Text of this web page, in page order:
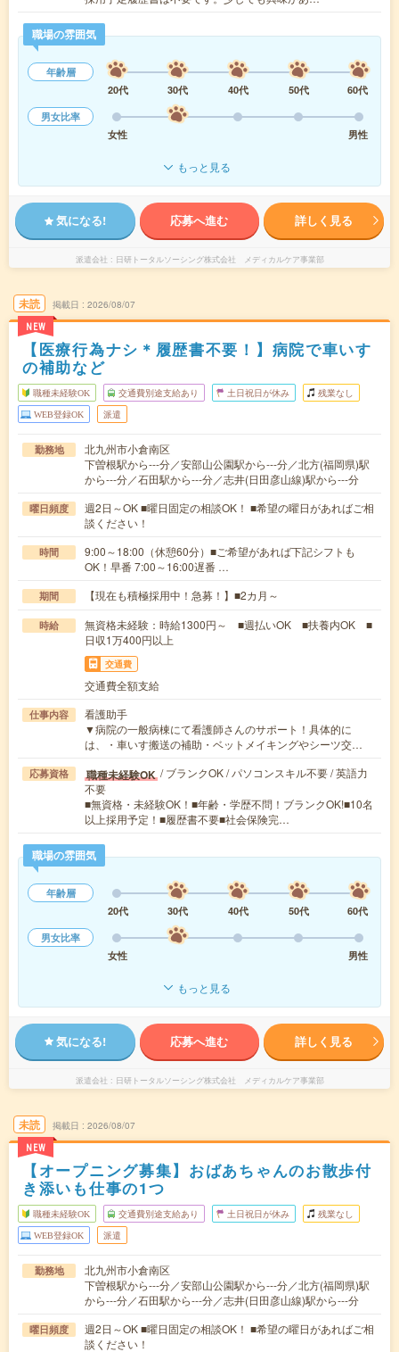
職場の雰囲気
年齢層
20代
30代 40代 50代
60代
男女比率
女性
男性
もっと見る
気になる! 応募へ進む 詳しく見る
派遣会社 日研トータルソーシング株式会社 メディカルケア事業部
未読
NEW
掲載日 2026/08/07
【医療行為ナシ＊履歴書不要！】病院で車いす
の補助など
職種未経験OK 交通費別途支給あり 土日祝日が休み 残業なし
WEB登録OK 派遣
勤務地
北九州市小倉南区
下曽根駅から---分／安部山公園駅から---分／北方(福岡県)駅
から---分／石田駅から---分／志井(日田彦山線)駅から---分
曜日頻度
週2日～OK ■曜日固定の相談OK！ ■希望の曜日があればご相
談ください！
時間
9:00～18:00（休憩60分）■ご希望があれば下記シフトも
OK！早番 7:00～16:00遅番 …
期間 【現在も積極採用中！急募！】■2カ月～
時給
無資格未経験：時給1300円～ ■週払いOK ■扶養内OK ■
日収1万400円以上
交通費
交通費全額支給
仕事内容
看護助手
▼病院の一般病棟にて看護師さんのサポート！具体的に
は、・車いす搬送の補助・ベットメイキングやシーツ交…
応募資格 職種未経験OK / ブランクOK / パソコンスキル不要 / 英語力
不要
■無資格・未経験OK！■年齢・学歴不問！ブランクOK!■10名
以上採用予定！■履歴書不要■社会保険完…
職場の雰囲気
年齢層
20代
30代 40代 50代
60代
男女比率
女性
男性
もっと見る
気になる! 応募へ進む 詳しく見る
派遣会社 日研トータルソーシング株式会社 メディカルケア事業部
未読
NEW
掲載日 2026/08/07
【オープニング募集】おばあちゃんのお散歩付
き添いも仕事の1つ
職種未経験OK 交通費別途支給あり 土日祝日が休み 残業なし
WEB登録OK 派遣
勤務地
北九州市小倉南区
下曽根駅から---分／安部山公園駅から---分／北方(福岡県)駅
から---分／石田駅から---分／志井(日田彦山線)駅から---分
曜日頻度
週2日～OK ■曜日固定の相談OK！ ■希望の曜日があればご相
談ください！